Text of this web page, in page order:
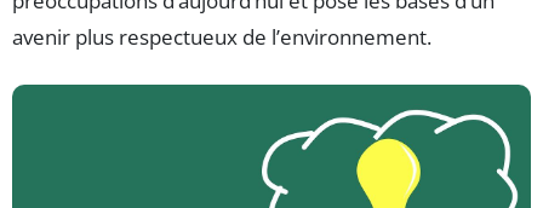
avenir plus respectueux de l’environnement.